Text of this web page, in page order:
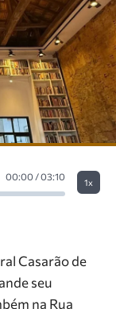
00:00 / 03:10
1x
Casarão de
seu
na Rua